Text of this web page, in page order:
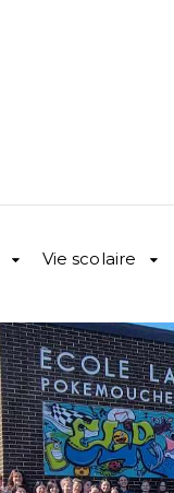
Vie scolaire